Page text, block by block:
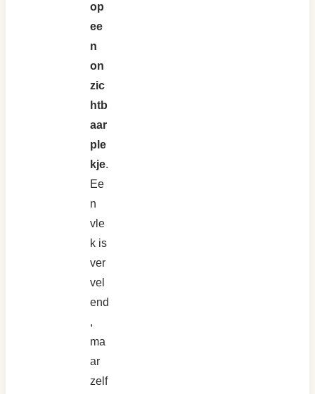
op
ee
n
on
zic
htb
aar
ple
kje.
Ee
n
vle
k is
ver
vel
end
,
ma
ar
zelf